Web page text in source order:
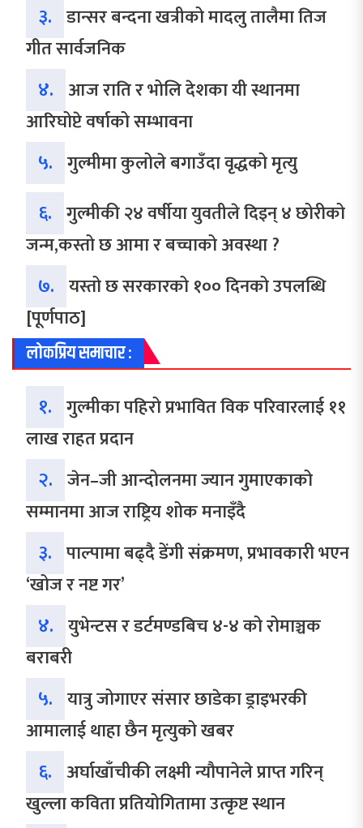
३. डान्सर बन्दना खत्रीको मादलु तालैमा तिज
गीत सार्वजनिक
४. आज राति र भोलि देशका यी स्थानमा
आरिघोप्टे वर्षाको सम्भावना
५. गुल्मीमा कुलोले बगाउँदा वृद्धको मृत्यु
६. गुल्मीकी २४ वर्षीया युवतीले दिइन् ४ छोरीको
जन्म,कस्तो छ आमा र बच्चाको अवस्था ?
७. यस्तो छ सरकारको १०० दिनको उपलब्धि
[पूर्णपाठ]
लोकप्रिय समाचार :
१. गुल्मीका पहिरो प्रभावित विक परिवारलाई ११
लाख राहत प्रदान
२. जेन–जी आन्दोलनमा ज्यान गुमाएकाको
सम्मानमा आज राष्ट्रिय शोक मनाइँदै
३. पाल्पामा बढ्दै डेंगी संक्रमण, प्रभावकारी भएन
‘खोज र नष्ट गर’
४. युभेन्टस र डर्टमण्डबिच ४-४ को रोमाञ्चक
बराबरी
५. यात्रु जोगाएर संसार छाडेका ड्राइभरकी
आमालाई थाहा छैन मृत्युको खबर
६. अर्घाखाँचीकी लक्ष्मी न्यौपानेले प्राप्त गरिन्
खुल्ला कविता प्रतियोगितामा उत्कृष्ट स्थान